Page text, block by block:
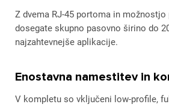
Z dvema RJ-45 portoma in
dosegate skupno pasovno širino do
najzahtevnejše aplikacije.
Enostavna namestitev in
V kompletu so vključeni low-profile,